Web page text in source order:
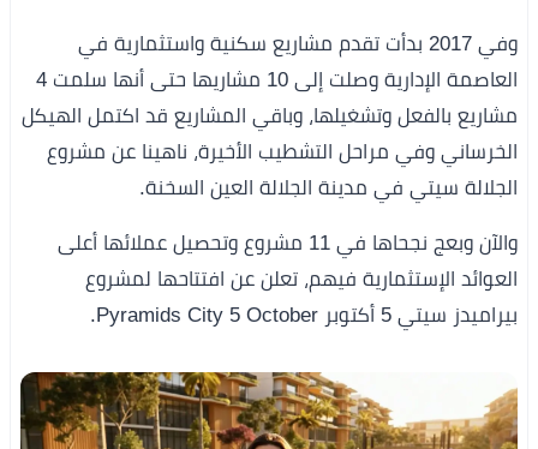
وفي 2017 بدأت تقدم مشاريع سكنية واستثمارية في
العاصمة الإدارية وصلت إلى 10 مشاريها حتى أنها سلمت 4
مشاريع بالفعل وتشغيلها، وباقي المشاريع قد اكتمل الهيكل
الخرساني وفي مراحل التشطيب الأخيرة، ناهينا عن مشروع
الجلالة سيتي في مدينة الجلالة العين السخنة.
والآن وبعج نجحاها في 11 مشروع وتحصيل عملائها أعلى
العوائد الإستثمارية فيهم، تعلن عن افتتاحها لمشروع
بيراميدز سيتي 5 أكتوبر Pyramids City 5 October.